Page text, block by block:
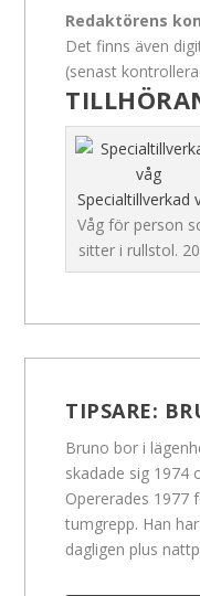
Redaktörens
Det finns även
(senast
Specialtillverkad
Våg för person
sitter i rullstol.
TIPSARE:
Bruno bor i
skadade sig 1974
Opererades 1977
tumgrepp. Han
dagligen plus